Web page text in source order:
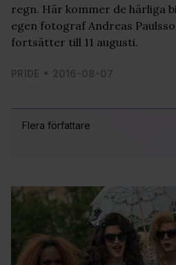
Flera författare
regn. Här kommer de härliga
egen fotograf Andreas
fortsätter till 11 augusti.
PRIDE 2016-08-07